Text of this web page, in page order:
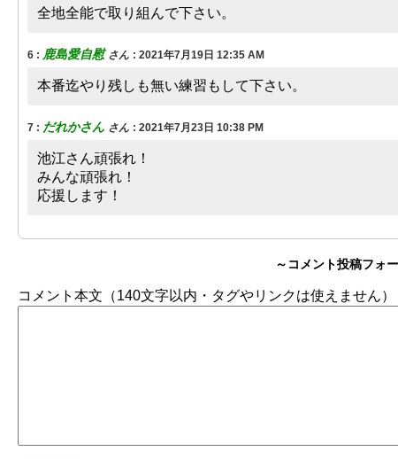
全地全能で取り組んで下さい。
6 : 鹿島愛自慰さん : 2021年7月19日 12:35 AM
本番迄やり残しも無い練習もして下さい。
7 : だれかさん さん : 2021年7月23日 10:38 PM
池江さん頑張れ！
‌みんな頑張れ！
‌応援します！
～コメント投稿フォ
コメント本文（140文字以内・タグやリンクは使えません）